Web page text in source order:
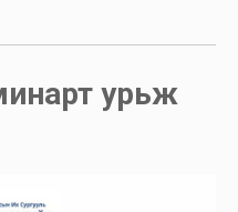
урьж